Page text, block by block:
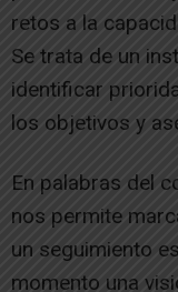
retos a la
Se trata de un
identificar
los objetivos y
En palabras del
nos permite
un seguimiento
momento una